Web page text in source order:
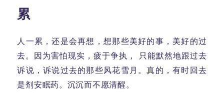
累
人一累，还是会再想，想那些美好的事，美好的过
去。因为害怕现实，疲于争执， 只能默然地跟过去
诉说，诉说过去的那些风花雪月。真的，有时回去
是剂安眠药。沉沉而不愿清醒。